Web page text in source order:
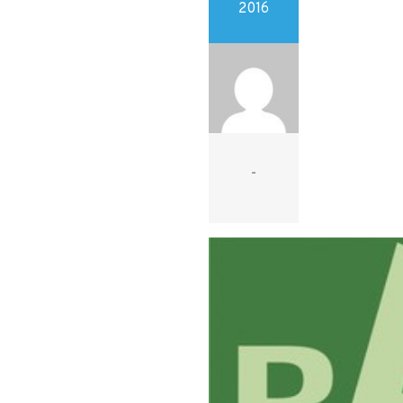
2016
-